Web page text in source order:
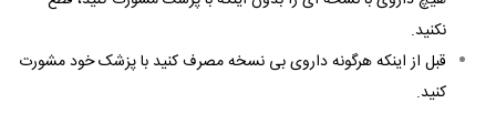
نکنید.
قبل از اینکه هرگونه داروی بی نسخه مصرف کنید با پزشک خود مشورت
کنید.